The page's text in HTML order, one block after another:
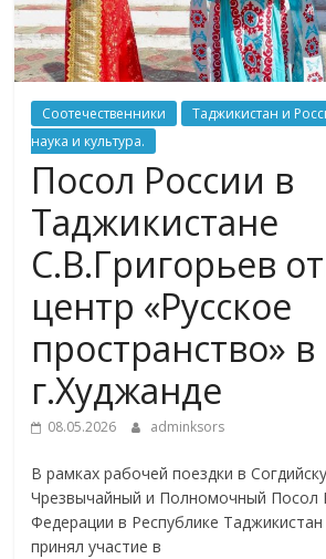
Соотечественники
Таджикистан и
наука и культура.
Посол России в
Таджикистане
С.В.Григорьев
центр «Русское
пространство» в
г.Худжанде
08.05.2026 adminksors
В рамках рабочей поездки в
Чрезвычайный и Полномочный Посол
Федерации в Республике
принял участие в